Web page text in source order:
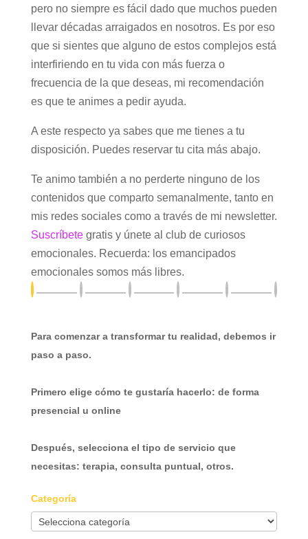
pero no siempre es fácil dado que muchos pueden
llevar décadas arraigados en nosotros. Es por eso
que si sientes que alguno de estos complejos está
interfiriendo en tu vida con más fuerza o
frecuencia de la que deseas, mi recomendación
es que te animes a pedir ayuda.
A este respecto ya sabes que me tienes a tu
disposición. Puedes reservar tu cita más abajo.
Te animo también a no perderte ninguno de los
contenidos que comparto semanalmente, tanto en
mis redes sociales como a través de mi newsletter.
Suscríbetegratis y únete al club de curiosos
emocionales. Recuerda: los emancipados
emocionales somos más libres.
Para comenzar a transformar tu realidad, debemos ir
paso a paso.
Primero elige cómo te gustaría hacerlo: de forma
presencial u online
Después, selecciona el tipo de servicio que
necesitas: terapia, consulta puntual, otros.
Categoría